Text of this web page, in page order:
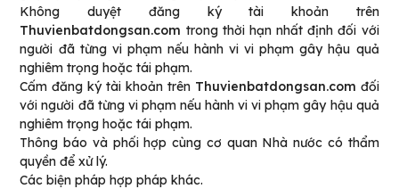
Không duyệt đăng ký tài khoản trên
Thuvienbatdongsan.com trong thời hạn nhất định đối với
người đã từng vi phạm nếu hành vi vi phạm gây hậu quả
nghiêm trọng hoặc tái phạm.
Cấm đăng ký tài khoản trên Thuvienbatdongsan.com đối
với người đã từng vi phạm nếu hành vi vi phạm gây hậu quả
nghiêm trọng hoặc tái phạm.
Thông báo và phối hợp cùng cơ quan Nhà nước có thẩm
quyền để xử lý.
Các biện pháp hợp pháp khác.